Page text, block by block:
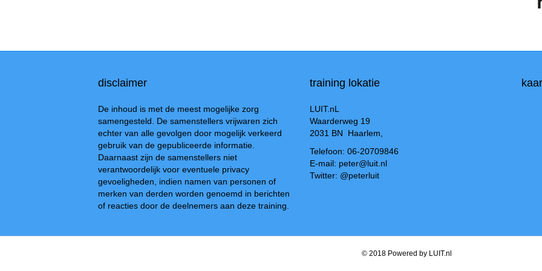
disclaimer
De inhoud is met de meest mogelijke zorg
samengesteld. De samenstellers vrijwaren zich
echter van alle gevolgen door mogelijk verkeerd
gebruik van de gepubliceerde informatie.
Daarnaast zijn de samenstellers niet
verantwoordelijk voor eventuele privacy
gevoeligheden, indien namen van personen of
merken van derden worden genoemd in berichten
of reacties door de deelnemers aan deze training.
training lokatie
LUIT.nL
Waarderweg 19
2031 BN Haarlem,
Telefoon: 06-20709846
E-mail: peter@luit.nl
Twitter: @peterluit
© 2018 Powered by LUIT.nl